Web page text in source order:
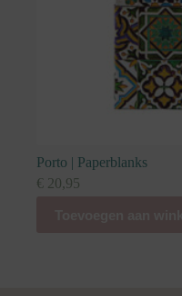
Porto | Paperblanks
€ 20,95